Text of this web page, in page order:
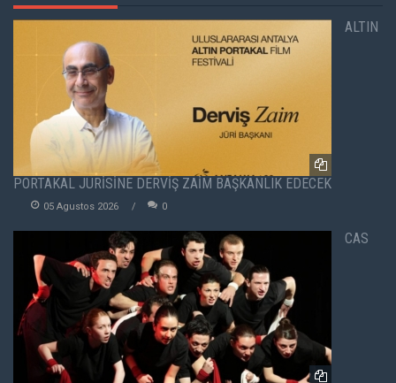
ALTIN
PORTAKAL JÜRİSİNE DERVİŞ ZAİM BAŞKANLIK EDECEK
05 Agustos 2026 0
CAS